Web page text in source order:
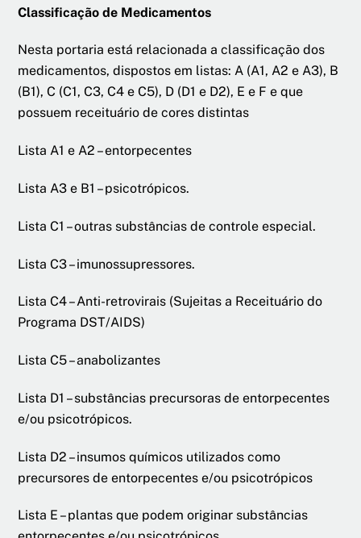
Classificação de Medicamentos
Nesta portaria está relacionada a classificação dos
medicamentos, dispostos em listas: A (A1, A2 e A3), B
(B1), C (C1, C3, C4 e C5), D (D1 e D2), E e F e que
possuem receituário de cores distintas
Lista A1 e A2 – entorpecentes
Lista A3 e B1 – psicotrópicos.
Lista C1 – outras substâncias de controle especial.
Lista C3 – imunossupressores.
Lista C4 – Anti-retrovirais (Sujeitas a Receituário do
Programa DST/AIDS)
Lista C5 – anabolizantes
Lista D1 – substâncias precursoras de entorpecentes
e/ou psicotrópicos.
Lista D2 – insumos químicos utilizados como
precursores de entorpecentes e/ou psicotrópicos
Lista E – plantas que podem originar substâncias